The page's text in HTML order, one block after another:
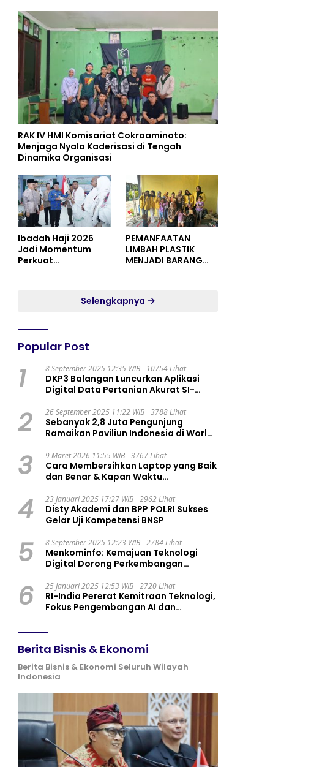
RAK IV HMI Komisariat Cokroaminoto:
Menjaga Nyala Kaderisasi di Tengah
Dinamika Organisasi
Ibadah Haji 2026
Jadi Momentum
Perkuat
PEMANFAATAN
LIMBAH PLASTIK
MENJADI BARANG
RESIDENCE
Selengkapnya
Popular Post
1 8 September 2025 12:35 WIB 10754 Lihat
DKP3 Balangan Luncurkan Aplikasi
Digital Data Pertanian Akurat SI-
2 26 September 2025 11:22 WIB 3788 Lihat
Sebanyak 2,8 Juta Pengunjung
Ramaikan Paviliun Indonesia di World
3 9 Maret 2026 11:55 WIB 3767 Lihat
Cara Membersihkan Laptop yang Baik
dan Benar & Kapan Waktu
4 23 Januari 2025 17:27 WIB 2962 Lihat
Disty Akademi dan BPP POLRI Sukses
Gelar Uji Kompetensi BNSP
5 8 September 2025 12:23 WIB 2784 Lihat
Menkominfo: Kemajuan Teknologi
Digital Dorong Perkembangan
6 25 Januari 2025 12:53 WIB 2720 Lihat
RI-India Pererat Kemitraan Teknologi,
Fokus Pengembangan AI dan
Berita Bisnis & Ekonomi
Berita Bisnis & Ekonomi Seluruh Wilayah
Indonesia